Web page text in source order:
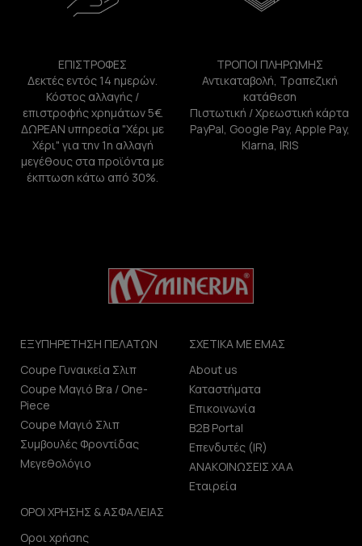
ΕΠΙΣΤΡΟΦΕΣ
Δεκτές εντός 14 ημερών.
Κόστος αλλαγής /
επιστροφής χρημάτων 5€.
ΔΩΡΕΑΝ υπηρεσία "Χέρι με
Χέρι" για την 1η αλλαγή
μεγέθους στα προϊόντα με
έκπτωση κάτω από 30%.
ΤΡΟΠΟΙ ΠΛΗΡΩΜΗΣ
Αντικαταβολή, Τραπεζική
κατάθεση
Πιστωτική / Χρεωστική κάρτα
PayPal, Google Pay, Apple Pay,
Klarna, IRIS
ΕΞΥΠΗΡΕΤΗΣΗ ΠΕΛΑΤΩΝ
Coupe Γυναικεία Σλιπ
Coupe Μαγιό Bra / One-
Piece
Coupe Μαγιό Σλιπ
Συμβουλές Φροντίδας
Μεγεθολόγιο
ΣΧΕΤΙΚΑ ΜΕ ΕΜΑΣ
About us
Καταστήματα
Επικοινωνία
B2B Portal
Επενδυτές (IR)
ΑΝΑΚΟΙΝΩΣΕΙΣ ΧΑΑ
Εταιρεία
ΟΡΟΙ ΧΡΗΣΗΣ & ΑΣΦΑΛΕΙΑΣ
Οροι χρήσης